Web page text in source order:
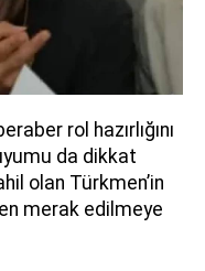
rol hazırlığını
da dikkat
olan Türkmen’in
merak edilmeye